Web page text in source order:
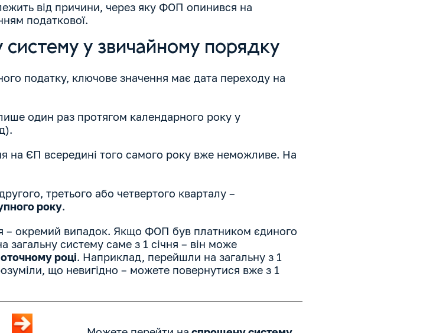
від причини, через яку ФОП опинився на
податкової.
у звичайному порядку
податку, ключове значення має дата переходу на
один раз протягом календарного року у
на ЄП всередині того самого року вже неможливе. На
третього або четвертого кварталу –
року.
– окремий випадок. Якщо ФОП був платником єдиного
загальну систему саме з 1 січня – він може
році. Наприклад, перейшли на загальну з 1
що невигідно – можете повернутися вже з 1